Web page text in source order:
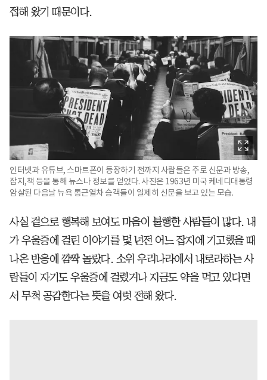
접해 왔기 때문이다.
인터넷과 유튜브, 스마트폰이 등장하기 전까지 사람들은 주로 신문과 방송,
잡지,책 등을 통해 뉴스나 정보를 얻었다. 사진은 1963년 미국 케네디대통령
암살된 다음날 뉴욕 통근열차 승객들이 일제히 신문을 보고 있는 모습.
사실 겉으로 행복해 보여도 마음이 불행한 사람들이 많다. 내
가 우울증에 걸린 이야기를 몇 년전 어느 잡지에 기고했을 때
나온 반응에 깜짝 놀랐다. 소위 우리나라에서 내로라하는 사
람들이 자기도 우울증에 걸렸거나 지금도 약을 먹고 있다면
서 무척 공감한다는 뜻을 여럿 전해 왔다.